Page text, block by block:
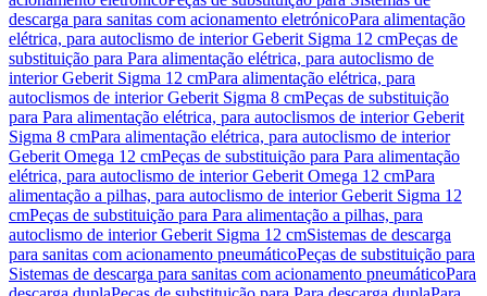
descarga para sanitas com acionamento eletrónicoPara alimentação
elétrica, para autoclismo de interior Geberit Sigma 12 cmPeças de
substituição para Para alimentação elétrica, para autoclismo de
interior Geberit Sigma 12 cmPara alimentação elétrica, para
autoclismos de interior Geberit Sigma 8 cmPeças de substituição
para Para alimentação elétrica, para autoclismos de interior Geberit
Sigma 8 cmPara alimentação elétrica, para autoclismo de interior
Geberit Omega 12 cmPeças de substituição para Para alimentação
elétrica, para autoclismo de interior Geberit Omega 12 cmPara
alimentação a pilhas, para autoclismo de interior Geberit Sigma 12
cmPeças de substituição para Para alimentação a pilhas, para
autoclismo de interior Geberit Sigma 12 cmSistemas de descarga
para sanitas com acionamento pneumáticoPeças de substituição para
Sistemas de descarga para sanitas com acionamento pneumáticoPara